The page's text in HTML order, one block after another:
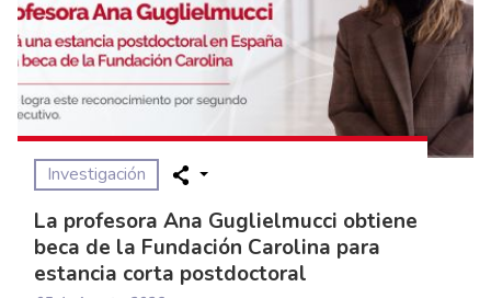
Investigación
La profesora Ana Guglielmucci obtiene
beca de la Fundación Carolina para
estancia corta postdoctoral